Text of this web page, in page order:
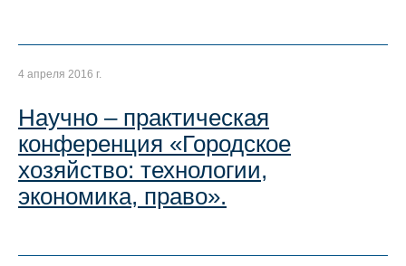
4 апреля 2016 г.
Научно – практическая
конференция «Городское
хозяйство: технологии,
экономика, право».